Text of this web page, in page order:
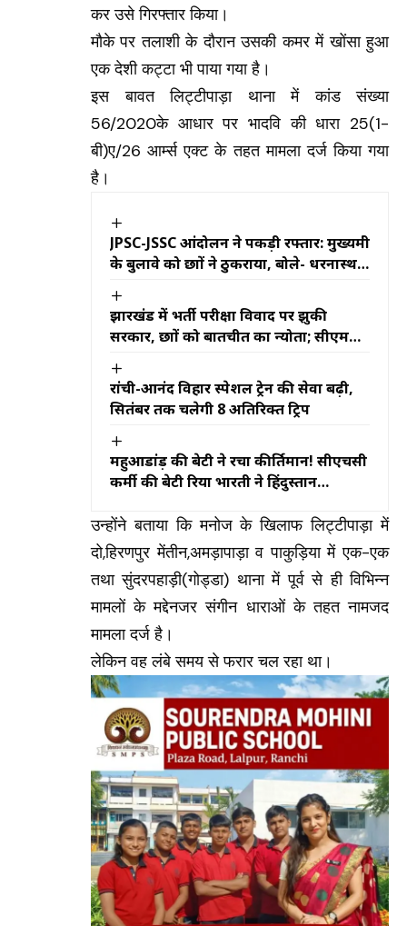
कर उसे गिरफ्तार किया।
मौके पर तलाशी के दौरान उसकी कमर में खोंसा हुआ
एक देशी कट्टा भी पाया गया है।
इस बावत लिट्टीपाड़ा थाना में कांड संख्या
56/2020के आधार पर भादवि की धारा 25(1-
बी)ए/26 आर्म्स एक्ट के तहत मामला दर्ज किया गया
है।
JPSC-JSSC आंदोलन ने पकड़ी रफ्तार: मुख्यमंत्री
के बुलावे को छात्रों ने ठुकराया, बोले- धरनास्थल
झारखंड में भर्ती परीक्षा विवाद पर झुकी
सरकार, छात्रों को बातचीत का न्योता; सीएम
विचार
रांची-आनंद विहार स्पेशल ट्रेन की सेवा बढ़ी,
सितंबर तक चलेगी 8 अतिरिक्त ट्रिप
महुआडांड़ की बेटी ने रचा कीर्तिमान! सीएचसी
कर्मी की बेटी रिया भारती ने हिंदुस्तान
में खुशी की लहर
उन्होंने बताया कि मनोज के खिलाफ लिट्टीपाड़ा में
दो,हिरणपुर मेंतीन,अमड़ापाड़ा व पाकुड़िया में एक-एक
तथा सुंदरपहाड़ी(गोड्डा) थाना में पूर्व से ही विभिन्न
मामलों के मद्देनजर संगीन धाराओं के तहत नामजद
मामला दर्ज है।
लेकिन वह लंबे समय से फरार चल रहा था।